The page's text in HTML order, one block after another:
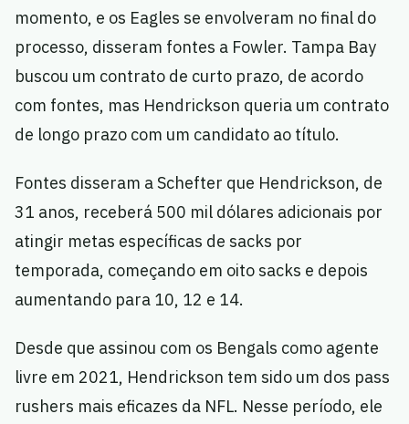
momento, e os Eagles se envolveram no final do
processo, disseram fontes a Fowler. Tampa Bay
buscou um contrato de curto prazo, de acordo
com fontes, mas Hendrickson queria um contrato
de longo prazo com um candidato ao título.
Fontes disseram a Schefter que Hendrickson, de
31 anos, receberá 500 mil dólares adicionais por
atingir metas específicas de sacks por
temporada, começando em oito sacks e depois
aumentando para 10, 12 e 14.
Desde que assinou com os Bengals como agente
livre em 2021, Hendrickson tem sido um dos pass
rushers mais eficazes da NFL. Nesse período, ele